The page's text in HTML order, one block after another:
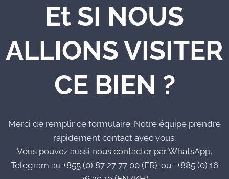
Et SI NOUS
ALLIONS VISITER
CE BIEN ?
Merci de remplir ce formulaire. Notre équipe prendre
rapidement contact avec vous.
Vous pouvez aussi nous contacter par WhatsApp,
Telegram au +855 (0) 87 27 77 00 (FR)-ou- +885 (0) 16